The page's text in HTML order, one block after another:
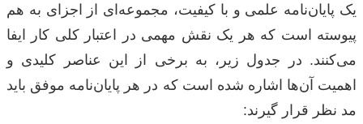
یک پایان‌نامه علمی و با کیفیت، مجموعه‌ای از اجزای به هم
پیوسته است که هر یک نقش مهمی در اعتبار کلی کار ایفا
می‌کنند. در جدول زیر، به برخی از این عناصر کلیدی و
اهمیت آن‌ها اشاره شده است که در هر پایان‌نامه موفق باید
مد نظر قرار گیرند: